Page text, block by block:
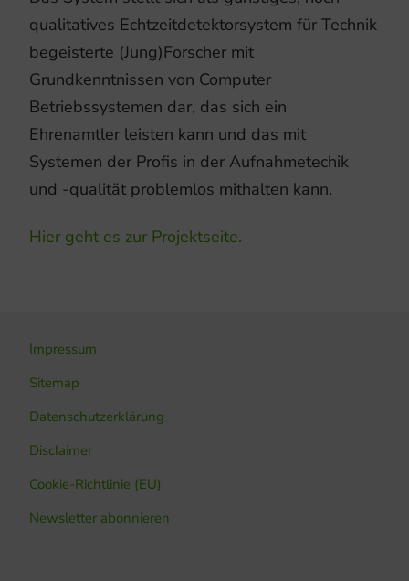
qualitatives Echtzeitdetektorsystem für Technik
begeisterte (Jung)Forscher mit
Grundkenntnissen von Computer
Betriebssystemen dar, das sich ein
Ehrenamtler leisten kann und das mit
Systemen der Profis in der Aufnahmetechik
und -qualität problemlos mithalten kann.
Hier geht es zur Projektseite.
Impressum
Sitemap
Datenschutzerklärung
Disclaimer
Cookie-Richtlinie (EU)
Newsletter abonnieren